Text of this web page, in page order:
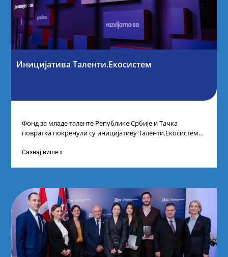
Иницијатива Таленти.Екосистем
Фонд за младе таленте Републике Србије и Тачка
повратка покренули су иницијативу Таленти.Екосистем.
Сазнај више »